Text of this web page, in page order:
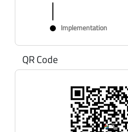
Implementation
QR Code